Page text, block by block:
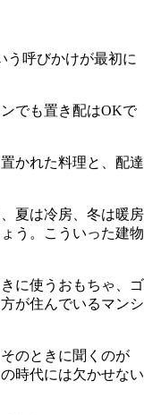
う呼びかけが最初に
でも置き配はOKで
かれた料理と、配達
夏は冷房、冬は暖房
う。こういった建物
に使うおもちゃ、ゴ
が住んでいるマンシ
のときに聞くのが
時代には欠かせない